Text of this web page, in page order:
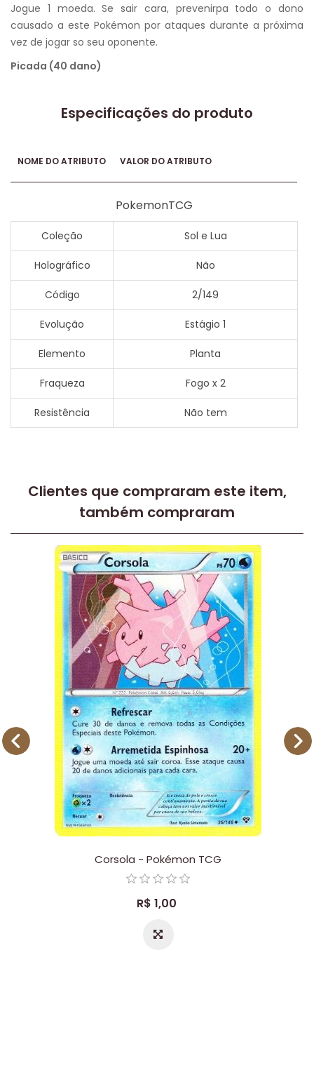
Jogue 1 moeda. Se sair cara, prevenirpa todo o dono
causado a este Pokémon por ataques durante a próxima
vez de jogar so seu oponente.
Picada (40 dano)
Especificações do produto
NOME DO ATRIBUTO VALOR DO ATRIBUTO
PokemonTCG
Coleção Sol e Lua
Holográfico Não
Código 2/149
Evolução Estágio 1
Elemento Planta
Fraqueza Fogo x 2
Resistência Não tem
Clientes que compraram este item,
também compraram
Corsola - Pokémon TCG
R$ 1,00